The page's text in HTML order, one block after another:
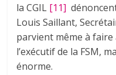
la CGIL [11]
Louis Saillant,
parvient même à
l’exécutif de la FSM,
énorme.